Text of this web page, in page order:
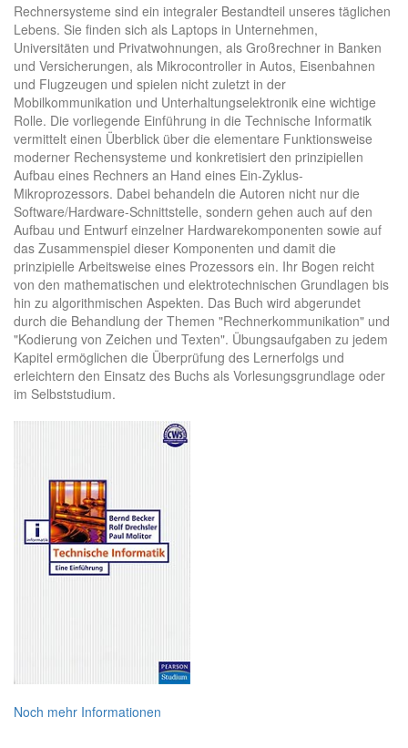
Rechnersysteme sind ein integraler Bestandteil unseres täglichen
Lebens. Sie finden sich als Laptops in Unternehmen,
Universitäten und Privatwohnungen, als Großrechner in Banken
und Versicherungen, als Mikrocontroller in Autos, Eisenbahnen
und Flugzeugen und spielen nicht zuletzt in der
Mobilkommunikation und Unterhaltungselektronik eine wichtige
Rolle. Die vorliegende Einführung in die Technische Informatik
vermittelt einen Überblick über die elementare Funktionsweise
moderner Rechensysteme und konkretisiert den prinzipiellen
Aufbau eines Rechners an Hand eines Ein-Zyklus-
Mikroprozessors. Dabei behandeln die Autoren nicht nur die
Software/Hardware-Schnittstelle, sondern gehen auch auf den
Aufbau und Entwurf einzelner Hardwarekomponenten sowie auf
das Zusammenspiel dieser Komponenten und damit die
prinzipielle Arbeitsweise eines Prozessors ein. Ihr Bogen reicht
von den mathematischen und elektrotechnischen Grundlagen bis
hin zu algorithmischen Aspekten. Das Buch wird abgerundet
durch die Behandlung der Themen "Rechnerkommunikation" und
"Kodierung von Zeichen und Texten". Übungsaufgaben zu jedem
Kapitel ermöglichen die Überprüfung des Lernerfolgs und
erleichtern den Einsatz des Buchs als Vorlesungsgrundlage oder
im Selbststudium.
Noch mehr Informationen